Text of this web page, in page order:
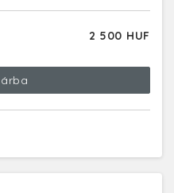
2 500 HUF